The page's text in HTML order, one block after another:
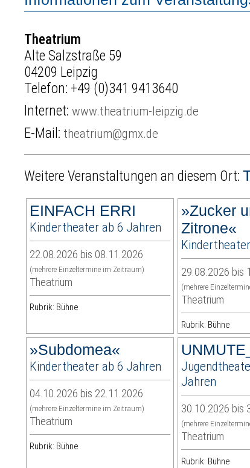
Theatrium
Alte Salzstraße 59
04209 Leipzig
Telefon: +49 (0)341 9413640
Internet:www.theatrium-leipzig.de
E-Mail: theatrium@gmx.de
Weitere Veranstaltungen an diesem Ort:
EINFACH ERRI
Kindertheater ab 6 Jahren
22.08.2026 bis 08.11.2026
(mehrere Einzeltermine im Zeitraum)
Theatrium
Rubrik: Bühne
»Zucker
Zitrone«
29.08.2026 bis
(mehrere
Theatrium
Rubrik: Bühne
»Subdomea«
Kindertheater ab 6 Jahren
04.10.2026 bis 22.11.2026
(mehrere Einzeltermine im Zeitraum)
Theatrium
Rubrik: Bühne
Jahren
30.10.2026 bis
(mehrere
Theatrium
Rubrik: Bühne